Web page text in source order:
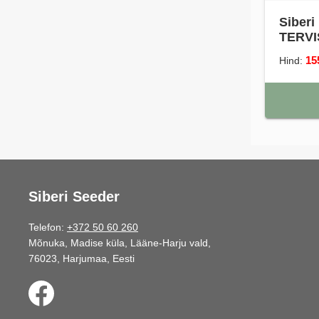
Siberi
Hind:
Siberi Seeder
Telefon: +372 50 60 260
Mõnuka, Madise küla, Lääne-Harju vald,
76023, Harjumaa, Eesti